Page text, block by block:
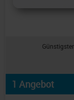
1 Angebot